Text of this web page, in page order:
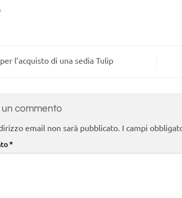
l’acquisto di una sedia Tulip
un commento
email non sarà pubblicato. I campi
*